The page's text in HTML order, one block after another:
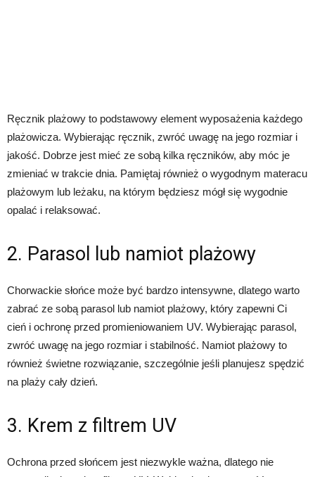
Ręcznik plażowy to podstawowy element wyposażenia każdego
plażowicza. Wybierając ręcznik, zwróć uwagę na jego rozmiar i
jakość. Dobrze jest mieć ze sobą kilka ręczników, aby móc je
zmieniać w trakcie dnia. Pamiętaj również o wygodnym materacu
plażowym lub leżaku, na którym będziesz mógł się wygodnie
opalać i relaksować.
2. Parasol lub namiot plażowy
Chorwackie słońce może być bardzo intensywne, dlatego warto
zabrać ze sobą parasol lub namiot plażowy, który zapewni Ci
cień i ochronę przed promieniowaniem UV. Wybierając parasol,
zwróć uwagę na jego rozmiar i stabilność. Namiot plażowy to
również świetne rozwiązanie, szczególnie jeśli planujesz spędzić
na plaży cały dzień.
3. Krem z filtrem UV
Ochrona przed słońcem jest niezwykle ważna, dlatego nie